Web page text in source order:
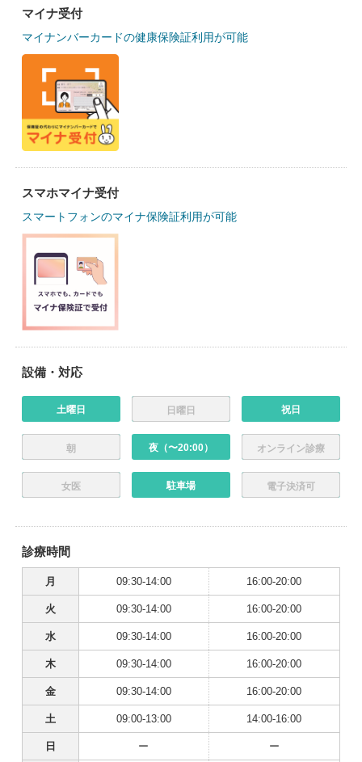
マイナ受付
マイナンバーカードの健康保険証利用が可能
スマホマイナ受付
スマートフォンのマイナ保険証利用が可能
設備・対応
土曜日 日曜日 祝日
朝 夜（〜20:00） オンライン診療
女医 駐車場 電子決済可
診療時間
月 09:30-14:00 16:00-20:00
火 09:30-14:00 16:00-20:00
水 09:30-14:00 16:00-20:00
木 09:30-14:00 16:00-20:00
金 09:30-14:00 16:00-20:00
土 09:00-13:00 14:00-16:00
日 ー ー